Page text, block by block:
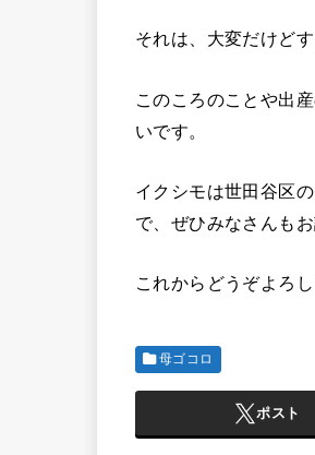
それは、大変だけど
このころのことや出
いです。
イクシモは世田谷区
で、ぜひみなさんも
これからどうぞよろ
母ゴコロ
ポスト